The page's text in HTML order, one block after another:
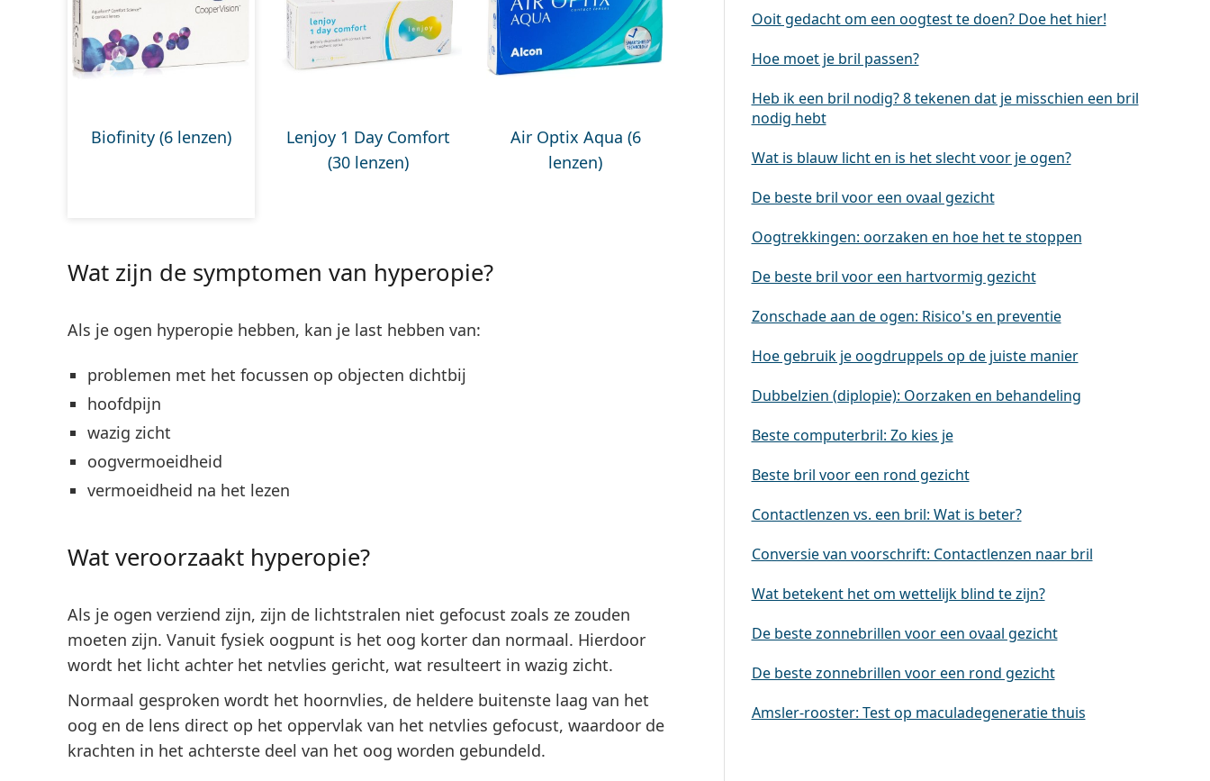
Biofinity (6 lenzen)
Lenjoy 1 Day Comfort
(30 lenzen)
Air Optix Aqua (6
lenzen)
Wat zijn de symptomen van hyperopie?
Als je ogen hyperopie hebben, kan je last hebben van:
problemen met het focussen op objecten dichtbij
hoofdpijn
wazig zicht
oogvermoeidheid
vermoeidheid na het lezen
Wat veroorzaakt hyperopie?
Als je ogen verziend zijn, zijn de lichtstralen niet gefocust zoals ze zouden
moeten zijn. Vanuit fysiek oogpunt is het oog korter dan normaal. Hierdoor
wordt het licht achter het netvlies gericht, wat resulteert in wazig zicht.
Normaal gesproken wordt het hoornvlies, de heldere buitenste laag van het
oog en de lens direct op het oppervlak van het netvlies gefocust, waardoor de
krachten in het achterste deel van het oog worden gebundeld.
Ooit gedacht om een oogtest te doen? Doe het hier!
Hoe moet je bril passen?
Heb ik een bril nodig? 8 tekenen dat je misschien een bril
nodig hebt
Wat is blauw licht en is het slecht voor je ogen?
De beste bril voor een ovaal gezicht
Oogtrekkingen: oorzaken en hoe het te stoppen
De beste bril voor een hartvormig gezicht
Zonschade aan de ogen: Risico's en preventie
Hoe gebruik je oogdruppels op de juiste manier
Dubbelzien (diplopie): Oorzaken en behandeling
Beste computerbril: Zo kies je
Beste bril voor een rond gezicht
Contactlenzen vs. een bril: Wat is beter?
Conversie van voorschrift: Contactlenzen naar bril
Wat betekent het om wettelijk blind te zijn?
De beste zonnebrillen voor een ovaal gezicht
De beste zonnebrillen voor een rond gezicht
Amsler-rooster: Test op maculadegeneratie thuis